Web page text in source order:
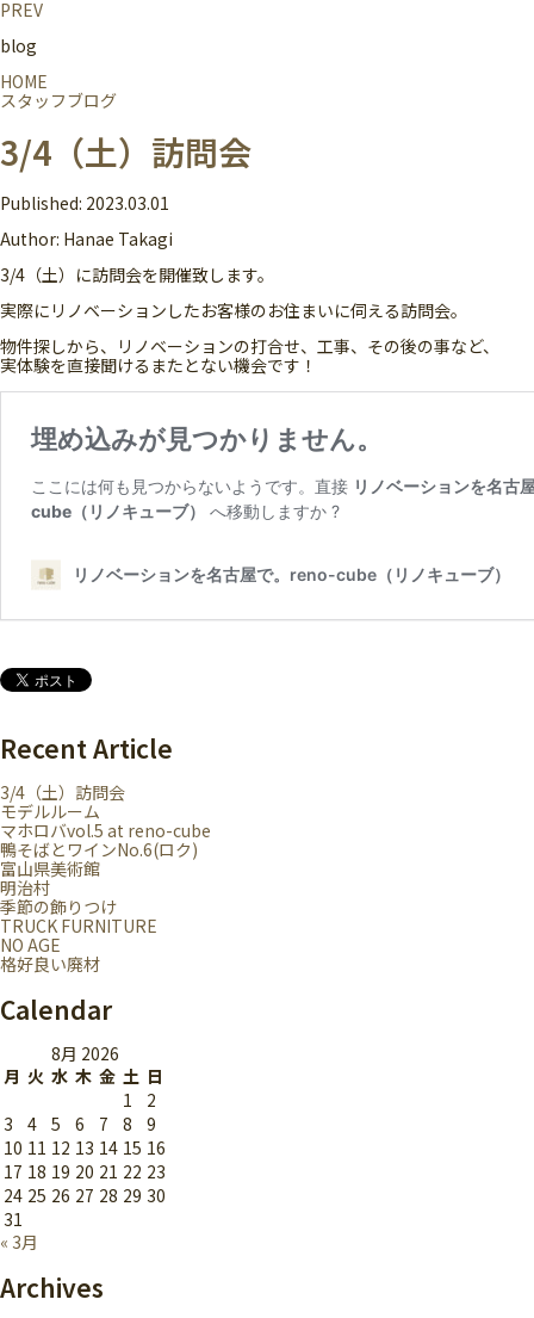
PREV
blog
HOME
スタッフブログ
3/4（土）訪問会
Published: 2023.03.01
Author: Hanae Takagi
3/4（土）に訪問会を開催致します。
実際にリノベーションしたお客様のお住まいに伺える訪問会。
物件探しから、リノベーションの打合せ、工事、その後の事など、
実体験を直接聞けるまたとない機会です！
Recent Article
3/4（土）訪問会
モデルルーム
マホロバvol.5 at reno-cube
鴨そばとワインNo.6(ロク)
富山県美術館
明治村
季節の飾りつけ
TRUCK FURNITURE
NO AGE
格好良い廃材
Calendar
8月 2026
月 火 水 木 金 土 日
1
2
3
4 5 6 7 8
9
10 11 12 13 14 15 16
17 18 19 20 21 22 23
24 25 26 27 28 29 30
31
« 3月
Archives